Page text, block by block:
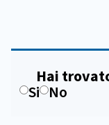
Hai
Si No